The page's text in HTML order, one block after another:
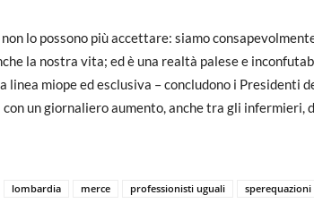
lo possono più accettare: siamo
la nostra vita; ed è una realtà palese e
miope ed esclusiva – concludono i Presidenti
un giornaliero aumento, anche tra gli infermieri,
lombardia merce professionisti uguali sperequazioni